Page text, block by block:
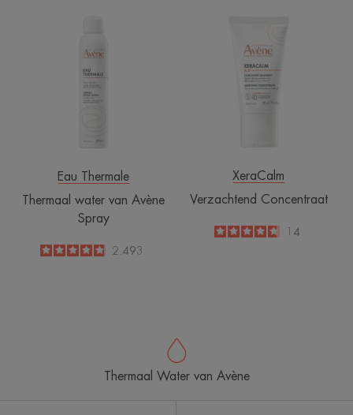
van
Spray
Eau Thermale
Thermaal water van Avène
Spray
4.8
/
5
2.493
XeraCalm
Verzachtend Concentraat
4.7
14
Thermaal Water van Avène